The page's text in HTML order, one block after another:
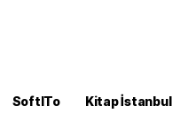
SoftITo Kitap İstanbul